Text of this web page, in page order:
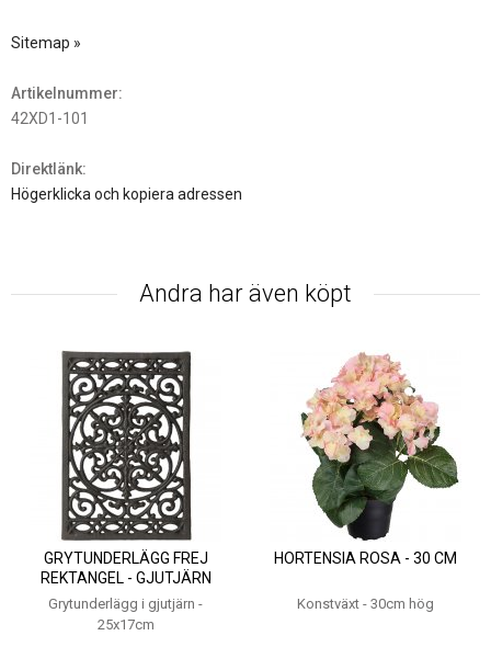
Sitemap »
Artikelnummer:
42XD1-101
Direktlänk:
Högerklicka och kopiera adressen
Andra har även köpt
GRYTUNDERLÄGG FREJ
REKTANGEL - GJUTJÄRN
25X17CM
Grytunderlägg i gjutjärn -
25x17cm
HORTENSIA ROSA - 30 CM
Konstväxt - 30cm hög